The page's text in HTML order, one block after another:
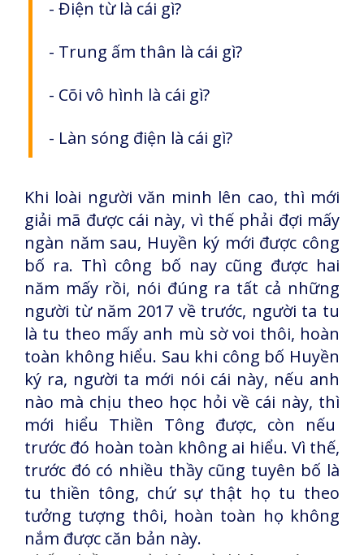
- Điện từ là cái gì?
- Trung ấm thân là cái gì?
- Cõi vô hình là cái gì?
- Làn sóng điện là cái gì?
Khi loài người văn minh lên cao, thì mới
giải mã được cái này, vì thế phải đợi mấy
ngàn năm sau, Huyền ký mới được công
bố ra. Thì công bố nay cũng được hai
năm mấy rồi, nói đúng ra tất cả những
người từ năm 2017 về trước, người ta tu
là tu theo mấy anh mù sờ voi thôi, hoàn
toàn không hiểu. Sau khi công bố Huyền
ký ra, người ta mới nói cái này, nếu anh
nào mà chịu theo học hỏi về cái này, thì
mới hiểu Thiền Tông được, còn nếu
trước đó hoàn toàn không ai hiểu. Vì thế,
trước đó có nhiều thầy cũng tuyên bố là
tu thiền tông, chứ sự thật họ tu theo
tưởng tượng thôi, hoàn toàn họ không
nắm được căn bản này.